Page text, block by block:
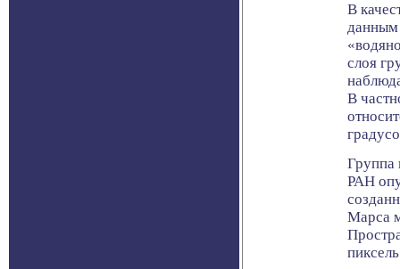
В
данным
слоя
В
Группа
РАН
Марса